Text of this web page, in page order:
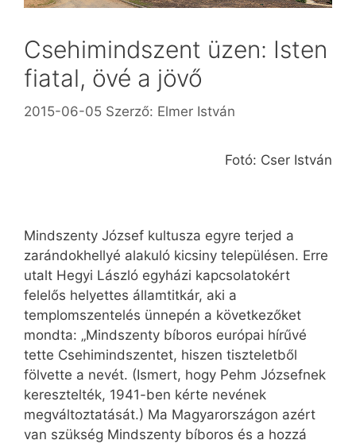
Csehimindszent üzen: Isten
fiatal, övé a jövő
2015-06-05 Szerző: Elmer István
Fotó: Cser István
Mindszenty József kultusza egyre terjed a
zarándokhellyé alakuló kicsiny településen. Erre
utalt Hegyi László egyházi kapcsolatokért
felelős helyettes államtitkár, aki a
templomszentelés ünnepén a következőket
mondta: „Mindszenty bíboros európai hírűvé
tette Csehimindszentet, hiszen tiszteletből
fölvette a nevét. (Ismert, hogy Pehm Józsefnek
keresztelték, 1941-ben kérte nevének
megváltoztatását.) Ma Magyar­országon azért
van szükség Mindszenty bíboros és a hozzá